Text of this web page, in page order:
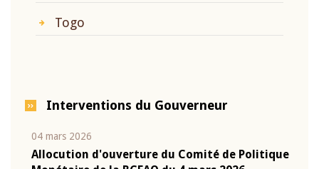
Togo
Interventions du Gouverneur
04 mars 2026
Allocution d'ouverture du Comité de Politique